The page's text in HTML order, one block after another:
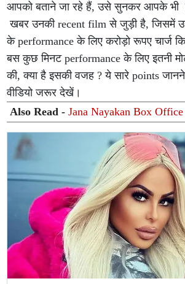
आपको बताने जा रहे हैं, उसे सुनकर आपके भी
खबर उनकी recent film से जुड़ी है, जिसमें
के performance के लिए करोड़ो रूपए चार्ज
बस कुछ मिनट performance के लिए इतनी
की, क्या है इसकी वजह ? ये सारे points
वीडियो जरूर देखें।
Also Read -Jana Nayakan Box
6: 'जना नायकन' की बॉक्स ऑफिस पर धीमी
कमाई में भारी गिरावट